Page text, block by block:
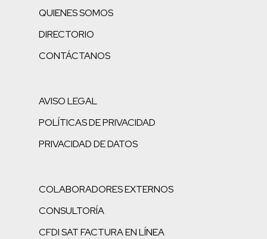
QUIENES SOMOS
DIRECTORIO
CONTÁCTANOS
AVISO LEGAL
POLÍTICAS DE PRIVACIDAD
PRIVACIDAD DE DATOS
COLABORADORES EXTERNOS
CONSULTORÍA
CFDI SAT FACTURA EN LÍNEA